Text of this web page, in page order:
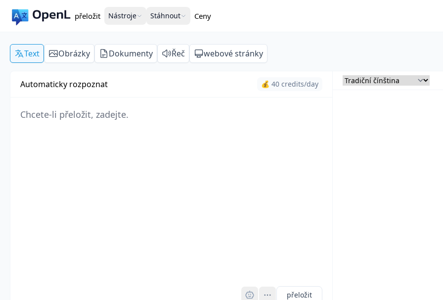
přeložit Nástroje Stáhnout Ceny
Text Obrázky Dokumenty Řeč webové stránky
Automaticky rozpoznat 💰 40 credits/day
přeložit